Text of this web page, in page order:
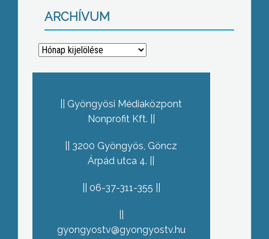
ARCHÍVUM
Archívum
Gyöngyösi Médiaközpont
Nonprofit Kft.
3200 Gyöngyös, Göncz
Árpád utca 4.
06-37-311-355
gyongyostv@gyongyostv.hu